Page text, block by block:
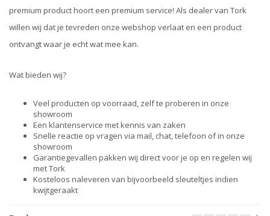
premium product hoort een premium service! Als dealer van Tork
willen wij dat je tevreden onze webshop verlaat en een product
ontvangt waar je echt wat mee kan.
Wat bieden wij?
Veel producten op voorraad, zelf te proberen in onze
showroom
Een klantenservice met kennis van zaken
Snelle reactie op vragen via mail, chat, telefoon of in onze
showroom
Garantiegevallen pakken wij direct voor je op en regelen wij
met Tork
Kosteloos naleveren van bijvoorbeeld sleuteltjes indien
kwijtgeraakt